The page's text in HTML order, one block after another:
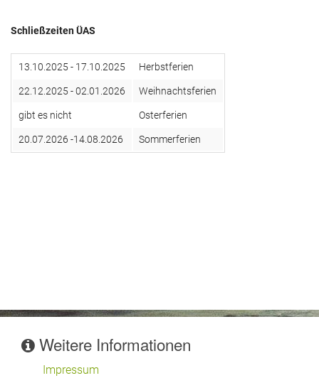
Schließzeiten ÜAS
13.10.2025 - 17.10.2025 Herbstferien
22.12.2025 - 02.01.2026 Weihnachtsferien
gibt es nicht Osterferien
20.07.2026 -14.08.2026 Sommerferien
Weitere Informationen
Impressum